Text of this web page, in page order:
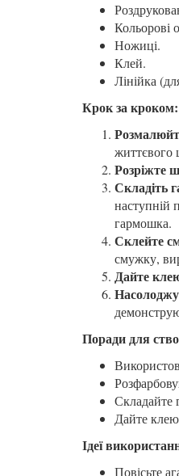
Кольорові
Ножиці.
Клей.
Лінійка
Крок за
життєвого
Розріжте
Складіть
наступній
гармошка.
Склейте
смужку,
Дайте
Поради для
Складайте
Дайте
Ідеї
Повісьте